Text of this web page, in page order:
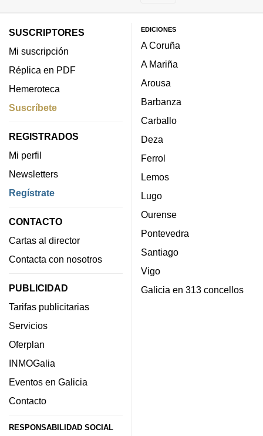
SUSCRIPTORES
Mi suscripción
Réplica en PDF
Hemeroteca
Suscríbete
REGISTRADOS
Mi perfil
Newsletters
Regístrate
CONTACTO
Cartas al director
Contacta con nosotros
PUBLICIDAD
Tarifas publicitarias
Servicios
Oferplan
INMOGalia
Eventos en Galicia
Contacto
RESPONSABILIDAD SOCIAL
EDICIONES
A Coruña
A Mariña
Arousa
Barbanza
Carballo
Deza
Ferrol
Lemos
Lugo
Ourense
Pontevedra
Santiago
Vigo
Galicia en 313 concellos